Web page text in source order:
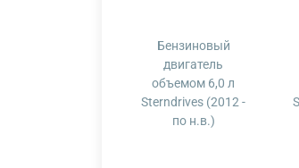
Бензиновый
двигатель
объемом 6,0 л
Sterndrives (2012 -
по н.в.)